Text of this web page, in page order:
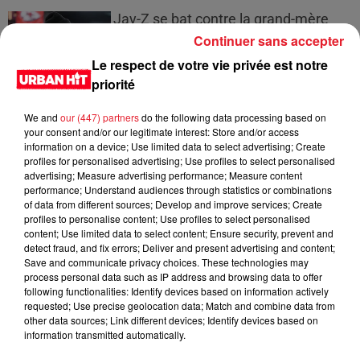
Jay-Z se bat contre la grand-mère
d'un homme prétendant être son fils
Cassie met fin à une ex-escorte
masculine dans sa bataille...
Des vitres tombent de la tour
Montparnasse : des désaccords
entre...
Incendies en Gironde : encore
Le respect de votre vie privée est notre
priorité
We and our (447) partnersdo the following data processing based on
your consent and/or our legitimate interest: Store and/or access
information on a device; Use limited data to select advertising; Create
profiles for personalised advertising; Use profiles to select personalised
advertising; Measure advertising performance; Measure content
performance; Understand audiences through statistics or combinations
of data from different sources; Develop and improve services; Create
profiles to personalise content; Use profiles to select personalised
content; Use limited data to select content; Ensure security, prevent and
detect fraud, and fix errors; Deliver and present advertising and content;
Save and communicate privacy choices. These technologies may
process personal data such as IP address and browsing data to offer
following functionalities: Identify devices based on information actively
requested; Use precise geolocation data; Match and combine data from
other data sources; Link different devices; Identify devices based on
information transmitted automatically.
Continuer sans accepter